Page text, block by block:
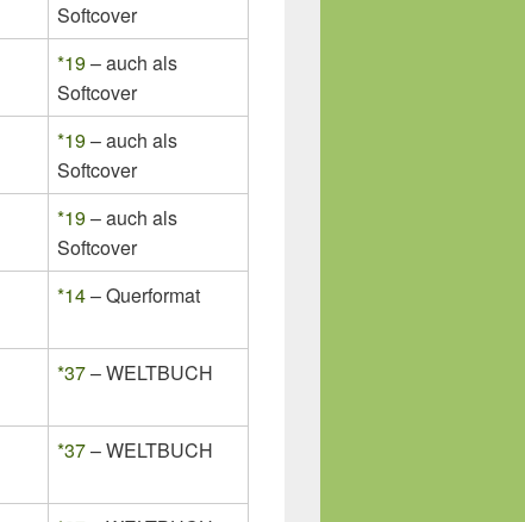
Softcover
*19– auch als
Softcover
*19– auch als
Softcover
*19– auch als
Softcover
*14– Querformat
*37– WELTBUCH
*37– WELTBUCH